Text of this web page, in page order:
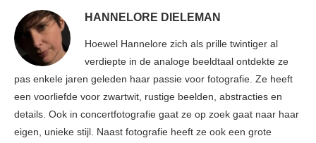
HANNELORE DIELEMAN
Hoewel Hannelore zich als prille twintiger al
verdiepte in de analoge beeldtaal ontdekte ze
pas enkele jaren geleden haar passie voor fotografie. Ze heeft
een voorliefde voor zwartwit, rustige beelden, abstracties en
details. Ook in concertfotografie gaat ze op zoek gaat naar haar
eigen, unieke stijl. Naast fotografie heeft ze ook een grote